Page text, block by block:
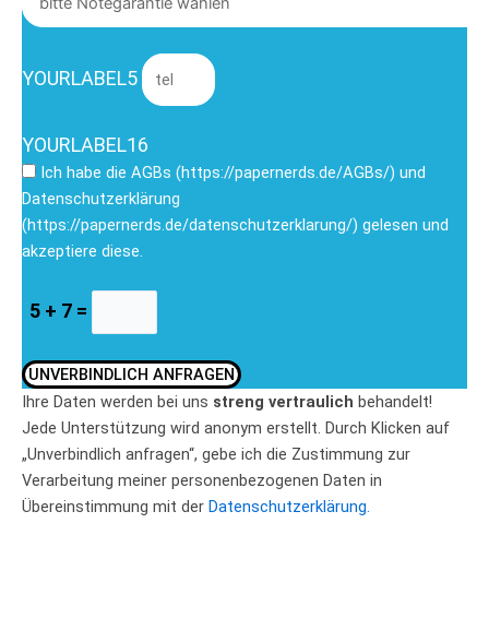
YOURLABEL5
YOURLABEL16
Ich habe die AGBs (https://papernerds.de/AGBs/) und
Datenschutzerklärung
(https://papernerds.de/datenschutzerklarung/) gelesen und
akzeptiere diese.
5 + 7 =
UNVERBINDLICH ANFRAGEN
Ihre Daten werden bei uns streng vertraulich behandelt!
Jede Unterstützung wird anonym erstellt. Durch Klicken auf
„Unverbindlich anfragen“, gebe ich die Zustimmung zur
Verarbeitung meiner personenbezogenen Daten in
Übereinstimmung mit der Datenschutzerklärung.